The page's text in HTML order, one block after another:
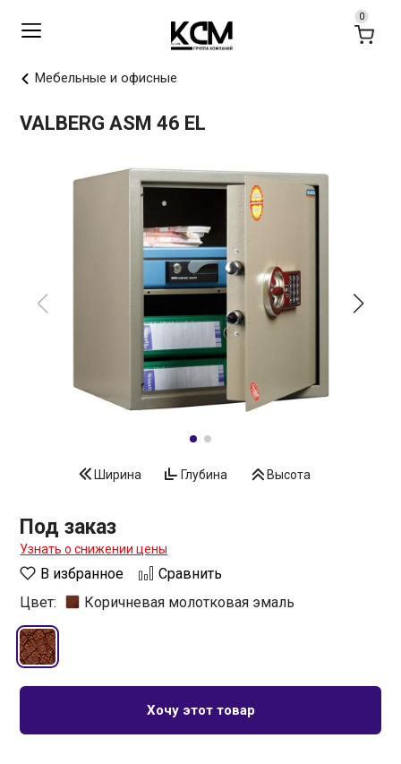
Мебельные и офисные
VALBERG ASM 46 EL
Ширина Глубина Высота
Под заказ
Узнать о снижении цены
В избранное
Сравнить
Цвет:
Коричневая молотковая эмаль
Хочу этот товар